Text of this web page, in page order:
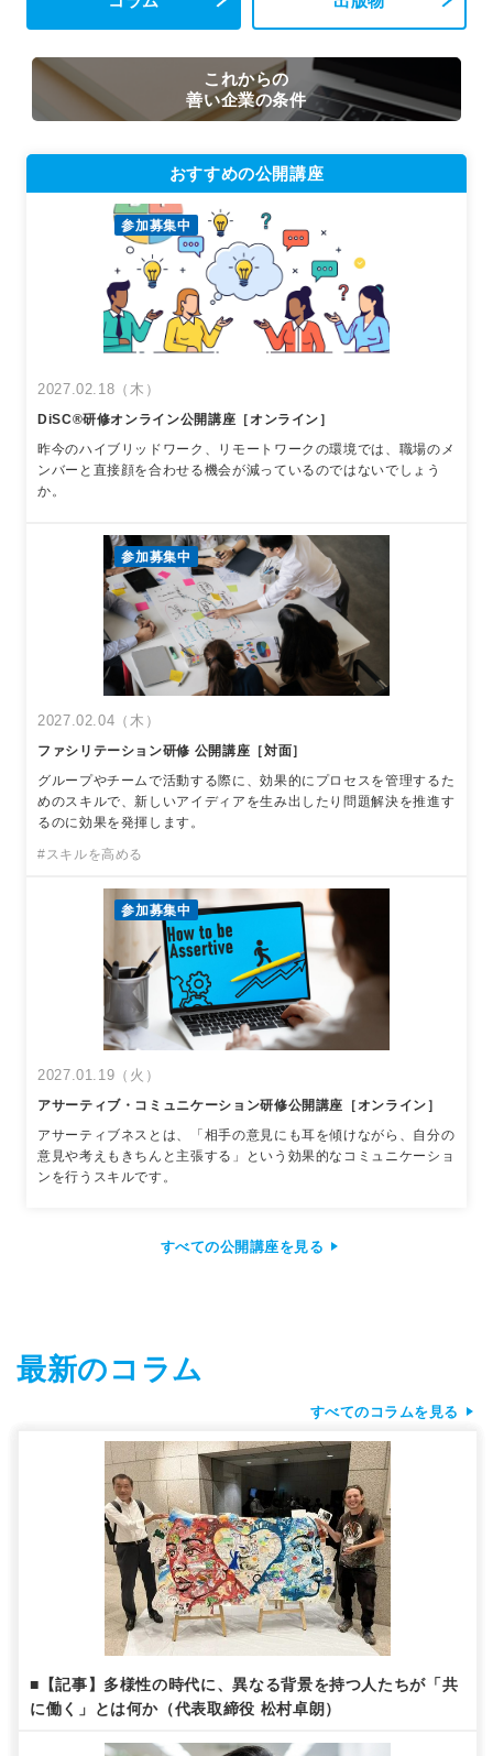
これからの
善い企業の条件
おすすめの公開講座
参加募集中
2027.02.18（木）
DiSC®︎研修オンライン公開講座［オンライン］
昨今のハイブリッドワーク、リモートワークの環境では、職場のメ
ンバーと直接顔を合わせる機会が減っているのではないでしょう
か。
参加募集中
2027.02.04（木）
ファシリテーション研修 公開講座［対面］
グループやチームで活動する際に、効果的にプロセスを管理するた
めのスキルで、新しいアイディアを生み出したり問題解決を推進す
るのに効果を発揮します。
#スキルを高める
参加募集中
2027.01.19（火）
アサーティブ・コミュニケーション研修公開講座［オンライン］
アサーティブネスとは、「相手の意見にも耳を傾けながら、自分の
意見や考えもきちんと主張する」という効果的なコミュニケーショ
ンを行うスキルです。
すべての公開講座を見る
最新のコラム
すべてのコラムを見る
■【記事】多様性の時代に、異なる背景を持つ人たちが「共
に働く」とは何か（代表取締役 松村卓朗）